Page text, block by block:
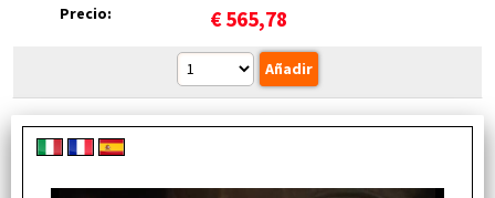
Precio: €565,78